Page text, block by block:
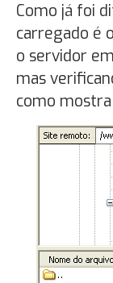
Como já foi
carregado é
o servidor em
mas
como